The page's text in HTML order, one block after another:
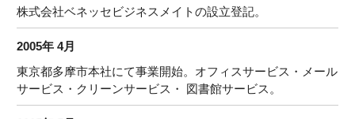
バスまたはタクシーにて10分
株式会社ベネッセビジネスメイトの設立登記。
2005年 4月
東京都多摩市本社にて事業開始。オフィスサービス・メール
サービス・クリーンサービス・ 図書館サービス。